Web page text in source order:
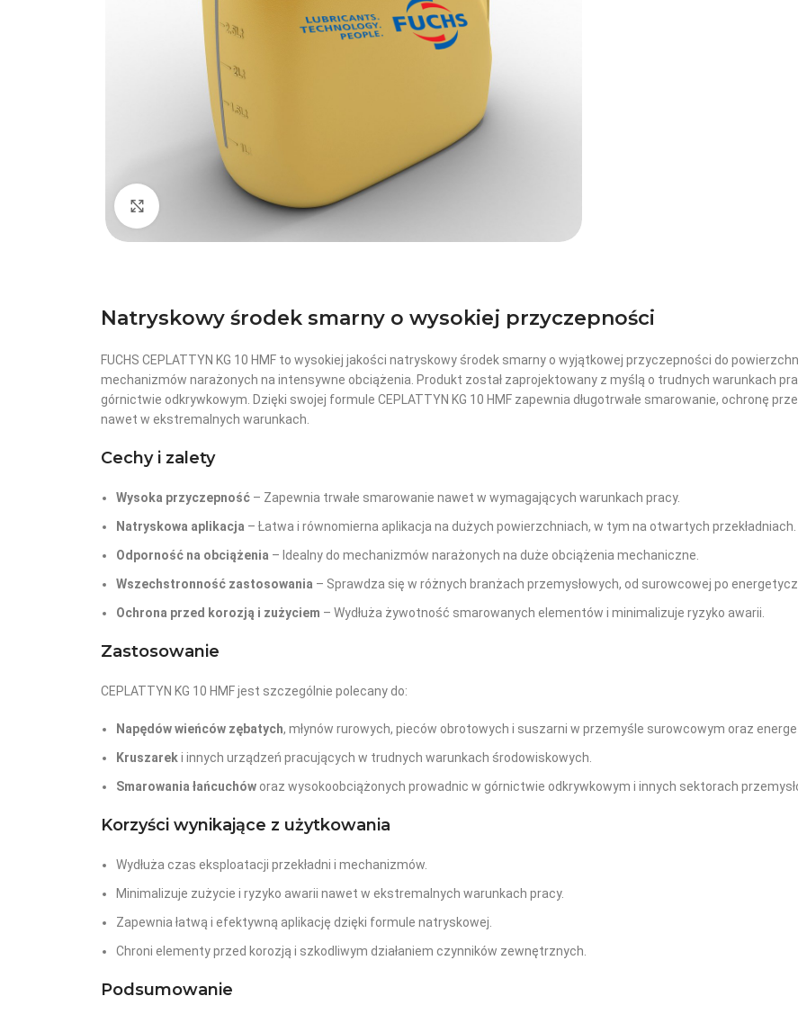
Kliknij, aby powiększyć
Natryskowy środek smarny o wysokiej przyczepności
FUCHS CEPLATTYN KG 10 HMF to wysokiej jakości natryskowy środek smarny o wyjątkowej przyczepności do
mechanizmów narażonych na intensywne obciążenia. Produkt został zaprojektowany z myślą o trudnych warunkach
górnictwie odkrywkowym. Dzięki swojej formule CEPLATTYN KG 10 HMF zapewnia długotrwałe smarowanie, ochronę
nawet w ekstremalnych warunkach.
Cechy i zalety
Wysoka przyczepność – Zapewnia trwałe smarowanie nawet w wymagających warunkach pracy.
Natryskowa aplikacja – Łatwa i równomierna aplikacja na dużych powierzchniach, w tym na otwartych przekładniach.
Odporność na obciążenia – Idealny do mechanizmów narażonych na duże obciążenia mechaniczne.
Wszechstronność zastosowania – Sprawdza się w różnych branżach przemysłowych, od surowcowej po
Ochrona przed korozją i zużyciem – Wydłuża żywotność smarowanych elementów i minimalizuje ryzyko awarii.
Zastosowanie
CEPLATTYN KG 10 HMF jest szczególnie polecany do:
Napędów wieńców zębatych, młynów rurowych, pieców obrotowych i suszarni w przemyśle surowcowym oraz
Kruszareki innych urządzeń pracujących w trudnych warunkach środowiskowych.
Smarowania łańcuchów oraz wysokoobciążonych prowadnic w górnictwie odkrywkowym i innych sektorach
Korzyści wynikające z użytkowania
Wydłuża czas eksploatacji przekładni i mechanizmów.
Minimalizuje zużycie i ryzyko awarii nawet w ekstremalnych warunkach pracy.
Zapewnia łatwą i efektywną aplikację dzięki formule natryskowej.
Chroni elementy przed korozją i szkodliwym działaniem czynników zewnętrznych.
Podsumowanie